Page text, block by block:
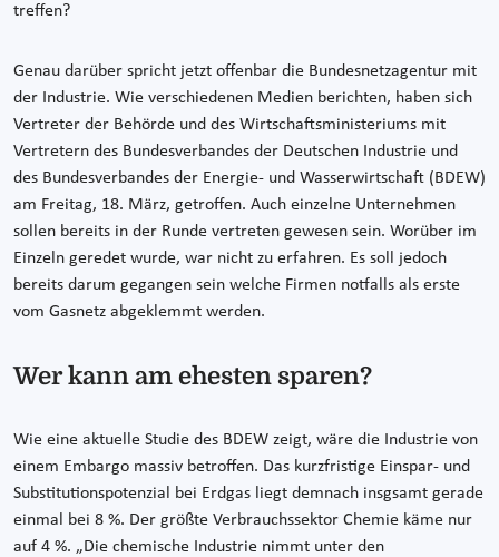
treffen?
Genau darüber spricht jetzt offenbar die Bundesnetzagentur mit
der Industrie. Wie verschiedenen Medien berichten, haben sich
Vertreter der Behörde und des Wirtschaftsministeriums mit
Vertretern des Bundesverbandes der Deutschen Industrie und
des Bundesverbandes der Energie- und Wasserwirtschaft (BDEW)
am Freitag, 18. März, getroffen. Auch einzelne Unternehmen
sollen bereits in der Runde vertreten gewesen sein. Worüber im
Einzeln geredet wurde, war nicht zu erfahren. Es soll jedoch
bereits darum gegangen sein welche Firmen notfalls als erste
vom Gasnetz abgeklemmt werden.
Wer kann am ehesten sparen?
Wie eine aktuelle Studie des BDEW zeigt, wäre die Industrie von
einem Embargo massiv betroffen. Das kurzfristige Einspar- und
Substitutionspotenzial bei Erdgas liegt demnach insgsamt gerade
einmal bei 8 %. Der größte Verbrauchssektor Chemie käme nur
auf 4 %. „Die chemische Industrie nimmt unter den